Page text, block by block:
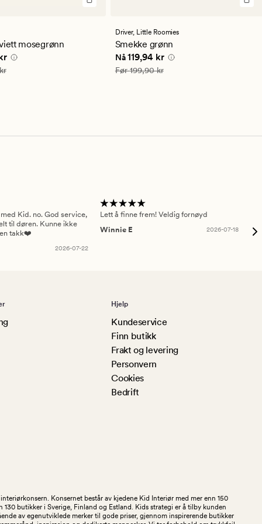
mosegrønn
pris
kr
Driver, Little Roomies
Smekke grønn
Nåværende pris
Nå 119,94 kr
Vanlig pris 199,90 kr
Før199,90 kr
Kid. no. God service,
til døren. Kunne ikke
takk❤️
2026-07-22
Lett å finne frem! Veldig fornøyd
Winnie E
2026-07-18
Hjelp
Kundeservice
Finn butikk
Frakt og levering
Personvern
Cookies
Bedrift
Konsernet består av kjedene Kid Interiør med mer enn 150
butikker i Sverige, Finland og Estland. Kids strategi er å tilby kunden
av egenutviklede merker til gode priser, gjennom inspirerende butikker